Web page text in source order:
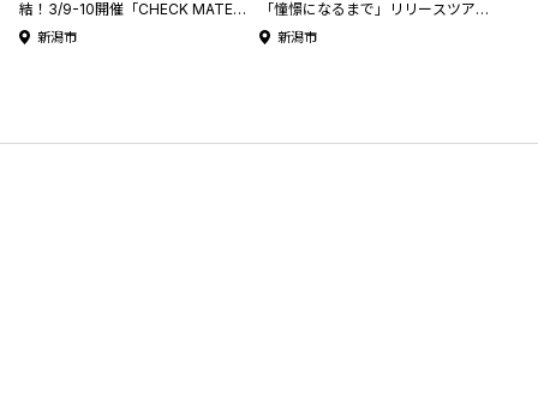
結！3/9-10開催「CHECK MATE
2024」at 新潟LOTS
新潟市
「憧憬になるまで」リリースツアー
ファイナル at 古町GOLDEN PIGS
新潟市